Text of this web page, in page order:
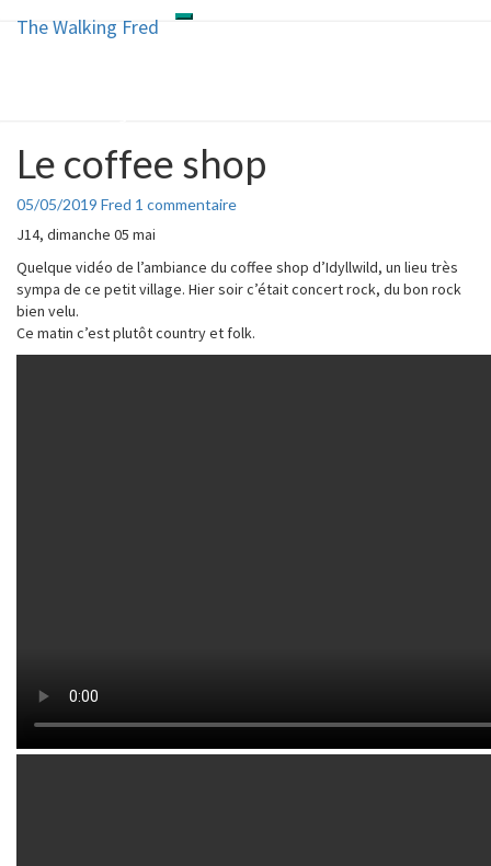
Skip
Toggle
The Walking Fred
The Walking Fred
Le
coffee
shop
Le coffee shop
05/05/2019 Fred Commentaires
1 commentaire
J14, dimanche 05 mai
Quelque vidéo de l’ambiance du coffee shop d’Idyllwild, un lieu très
sympa de ce petit village. Hier soir c’était concert rock, du bon rock
bien velu.
Ce matin c’est plutôt country et folk.